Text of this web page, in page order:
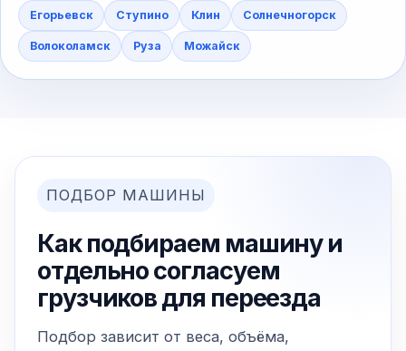
Егорьевск Ступино Клин Солнечногорск
Волоколамск Руза Можайск
ПОДБОР МАШИНЫ
Как подбираем машину и
отдельно согласуем
грузчиков для переезда
Подбор зависит от веса, объёма,